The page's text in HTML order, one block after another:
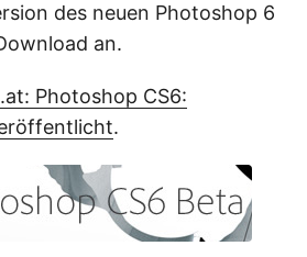
des neuen Photoshop 6
an.
Photoshop CS6:
.